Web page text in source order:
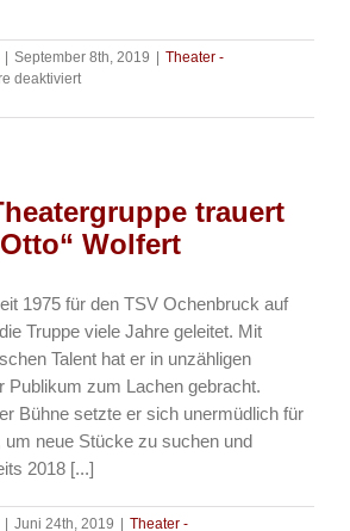
September 8th, 2019
Theater -
deaktiviertfür
–
auf
der
Bühne
trauert
Wolfert
1975 für den TSV Ochenbruck auf
Truppe viele Jahre geleitet. Mit
Talent hat er in unzähligen
Publikum zum Lachen gebracht.
Bühne setzte er sich unermüdlich für
um neue Stücke zu suchen und
2018 [...]
Juni 24th, 2019 Theater -